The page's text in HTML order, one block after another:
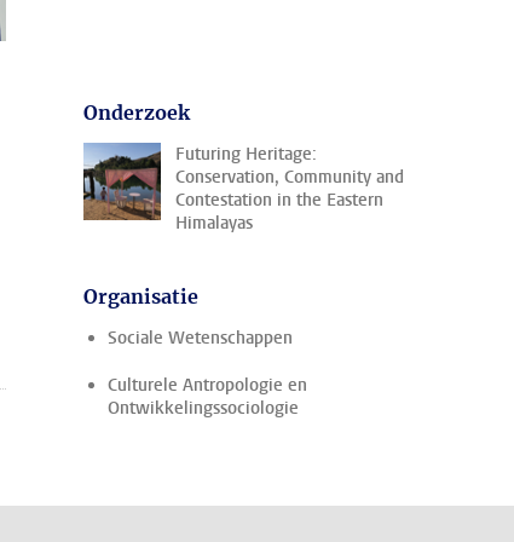
Onderzoek
Futuring Heritage:
Conservation, Community and
Contestation in the Eastern
Himalayas
Organisatie
Sociale Wetenschappen
Culturele Antropologie en
Ontwikkelingssociologie